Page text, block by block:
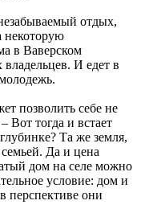
отдых,
некоторую
в Ваверском
владельцев. И едет в
позволить себе не
Вот тогда и встает
Та же земля,
Да и цена
дом на селе можно
условие: дом и
перспективе они